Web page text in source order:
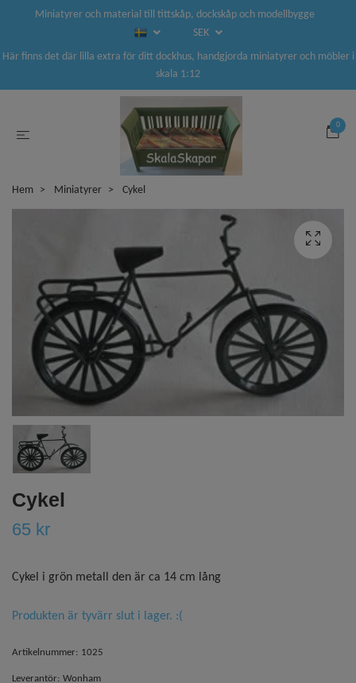
Miniatyrer och material till tittskåp, dockskåp och modellbygge
SEK
Här finns det där lilla extra för ditt dockhus, handgjorda miniatyrer och möbler i
skala 1:12
0
Hem Miniatyrer Cykel
Cykel
65 kr
Cykel i grön metall den är ca 14 cm lång
Produkten är tyvärr slut i lager. :(
Artikelnummer: 1025
Leverantör: Wonham